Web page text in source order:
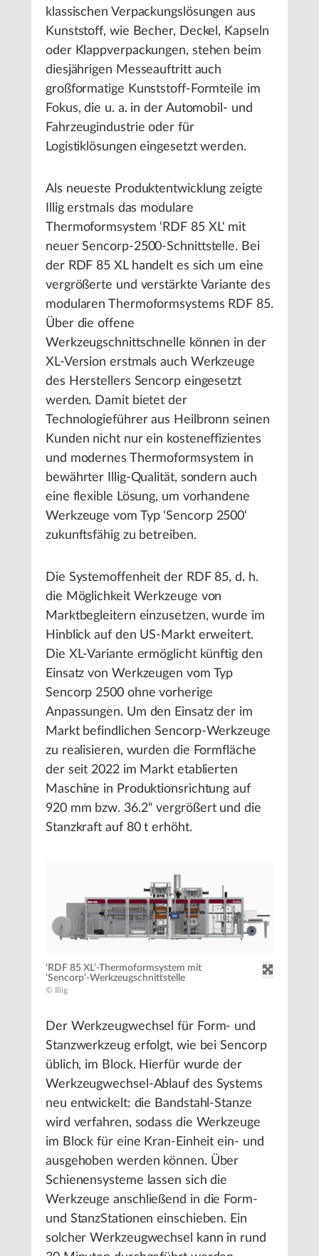
klassischen Verpackungslösungen aus
Kunststoff, wie Becher, Deckel, Kapseln
oder Klappverpackungen, stehen beim
diesjährigen Messeauftritt auch
großformatige Kunststoff-Formteile im
Fokus, die u. a. in der Automobil- und
Fahrzeugindustrie oder für
Logistiklösungen eingesetzt werden.
Als neueste Produktentwicklung zeigte
Illig erstmals das modulare
Thermoformsystem ‘RDF 85 XL‘ mit
neuer Sencorp-2500-Schnittstelle. Bei
der RDF 85 XL handelt es sich um eine
vergrößerte und verstärkte Variante des
modularen Thermoformsystems RDF 85.
Über die offene
Werkzeugschnittschnelle können in der
XL-Version erstmals auch Werkzeuge
des Herstellers Sencorp eingesetzt
werden. Damit bietet der
Technologieführer aus Heilbronn seinen
Kunden nicht nur ein kosteneffizientes
und modernes Thermoformsystem in
bewährter Illig-Qualität, sondern auch
eine flexible Lösung, um vorhandene
Werkzeuge vom Typ ‘Sencorp 2500‘
zukunftsfähig zu betreiben.
Die Systemoffenheit der RDF 85, d. h.
die Möglichkeit Werkzeuge von
Marktbegleitern einzusetzen, wurde im
Hinblick auf den US-Markt erweitert.
Die XL-Variante ermöglicht künftig den
Einsatz von Werkzeugen vom Typ
Sencorp 2500 ohne vorherige
Anpassungen. Um den Einsatz der im
Markt befindlichen Sencorp-Werkzeuge
zu realisieren, wurden die Formfläche
der seit 2022 im Markt etablierten
Maschine in Produktionsrichtung auf
920 mm bzw. 36.2“ vergrößert und die
Stanzkraft auf 80 t erhöht.
‘RDF 85 XL‘-Thermoformsystem mit
‘Sencorp‘-Werkzeugschnittstelle
© Illig
Der Werkzeugwechsel für Form- und
Stanzwerkzeug erfolgt, wie bei Sencorp
üblich, im Block. Hierfür wurde der
Werkzeugwechsel-Ablauf des Systems
neu entwickelt: die Bandstahl-Stanze
wird verfahren, sodass die Werkzeuge
im Block für eine Kran-Einheit ein- und
ausgehoben werden können. Über
Schienensysteme lassen sich die
Werkzeuge anschließend in die Form-
und StanzStationen einschieben. Ein
solcher Werkzeugwechsel kann in rund